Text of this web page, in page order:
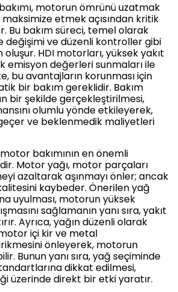
motorun ömrünü uzatmak
etmek açısından kritik
Bu bakım süreci, temel olarak
değişimi ve düzenli kontroller gibi
HDI motorları, yüksek yakıt
emisyon değerleri sunmaları ile
bu avantajların korunması için
bir bakım gereklidir. Bakım
bir şekilde gerçekleştirilmesi,
olumlu yönde etkileyerek,
ve beklenmedik maliyetleri
bakımının en önemli
Motor yağı, motor parçaları
azaltarak aşınmayı önler; ancak
kaybeder. Önerilen yağ
uyulması, motorun yüksek
sağlamanın yanı sıra, yakıt
Ayrıca, yağın düzenli olarak
içi kir ve metal
önleyerek, motorun
Bunun yanı sıra, yağ seçiminde
dikkat edilmesi,
üzerinde direkt bir etki yaratır.